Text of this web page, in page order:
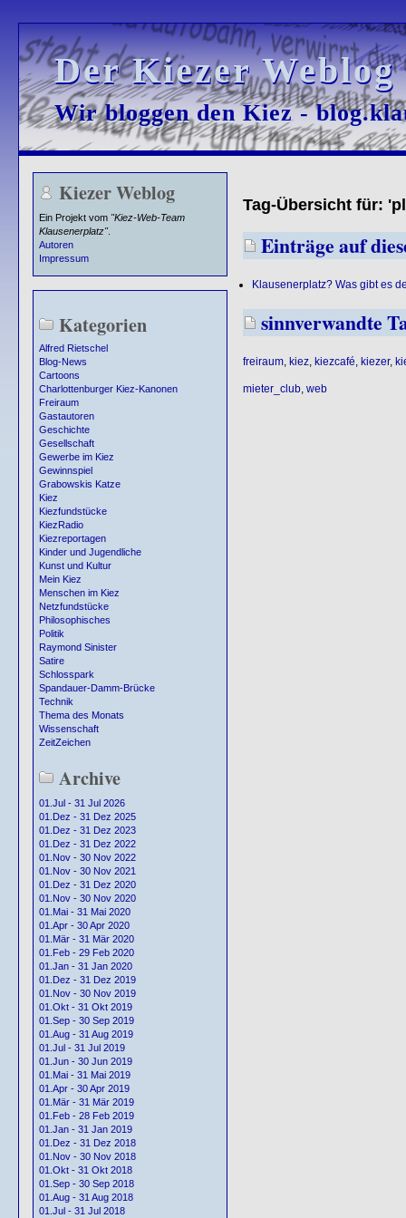
Der Kiezer
Der Kiezer
Wir bloggen den Kiez -
Wir bloggen den Kiez -
Kiezer Weblog
Ein Projekt vom "Kiez-Web-Team
Klausenerplatz".
Autoren
Impressum
Kategorien
Alfred Rietschel
Blog-News
Cartoons
Charlottenburger Kiez-Kanonen
Freiraum
Gastautoren
Geschichte
Gesellschaft
Gewerbe im Kiez
Gewinnspiel
Grabowskis Katze
Kiez
Kiezfundstücke
KiezRadio
Kiezreportagen
Kinder und Jugendliche
Kunst und Kultur
Mein Kiez
Menschen im Kiez
Netzfundstücke
Philosophisches
Politik
Raymond Sinister
Satire
Schlosspark
Spandauer-Damm-Brücke
Technik
Thema des Monats
Wissenschaft
ZeitZeichen
Archive
01.Jul - 31 Jul 2026
01.Dez - 31 Dez 2025
01.Dez - 31 Dez 2023
01.Dez - 31 Dez 2022
01.Nov - 30 Nov 2022
01.Nov - 30 Nov 2021
01.Dez - 31 Dez 2020
01.Nov - 30 Nov 2020
01.Mai - 31 Mai 2020
01.Apr - 30 Apr 2020
01.Mär - 31 Mär 2020
01.Feb - 29 Feb 2020
01.Jan - 31 Jan 2020
01.Dez - 31 Dez 2019
01.Nov - 30 Nov 2019
01.Okt - 31 Okt 2019
01.Sep - 30 Sep 2019
01.Aug - 31 Aug 2019
01.Jul - 31 Jul 2019
01.Jun - 30 Jun 2019
01.Mai - 31 Mai 2019
01.Apr - 30 Apr 2019
01.Mär - 31 Mär 2019
01.Feb - 28 Feb 2019
01.Jan - 31 Jan 2019
01.Dez - 31 Dez 2018
01.Nov - 30 Nov 2018
01.Okt - 31 Okt 2018
01.Sep - 30 Sep 2018
01.Aug - 31 Aug 2018
01.Jul - 31 Jul 2018
Tag-Übersicht für:
Einträge auf
Klausenerplatz? Was gibt es
sinnverwandte
freiraum, kiez, kiezcafé kiezer,
mieter_club, web